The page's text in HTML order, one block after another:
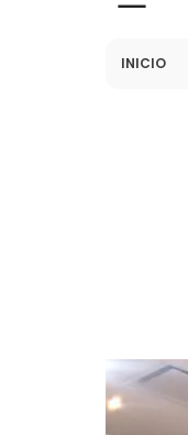
INICIO